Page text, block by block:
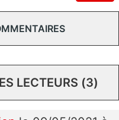
LECTEURS (3)